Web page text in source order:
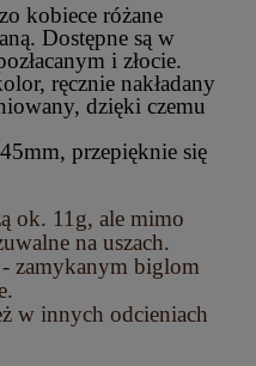
kobiece różane
Dostępne są w
i złocie.
ręcznie nakładany
dzięki czemu
przepięknie się
ok. 11g, ale mimo
na uszach.
zamykanym biglom
w innych odcieniach